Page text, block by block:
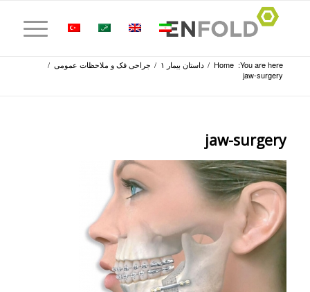
You are here:
Home
/ داستان بیمار ۱ / جراحی فک و ملاحظات عمومی /
jaw-surgery
jaw-surgery